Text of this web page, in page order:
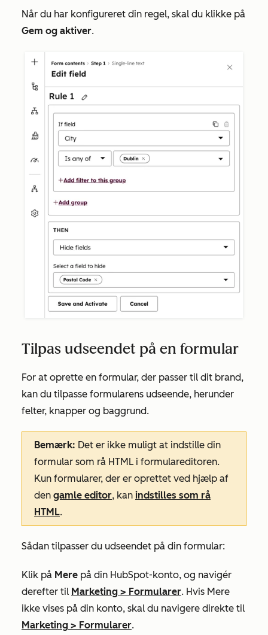
Når du har konfigureret din regel, skal du klikke på
Gem og aktiver.
Tilpas udseendet på en formular
For at oprette en formular, der passer til dit brand,
kan du tilpasse formularens udseende, herunder
felter, knapper og baggrund.
Bemærk: Det er ikke muligt at indstille din
formular som rå HTML i formulareditoren.
Kun formularer, der er oprettet ved hjælp af
den gamle editor, kan indstilles som rå
HTML.
Sådan tilpasser du udseendet på din formular:
Klik på Mere på din HubSpot-konto, og navigér
derefter til Marketing > Formularer. Hvis Mere
ikke vises på din konto, skal du navigere direkte til
Marketing > Formularer.